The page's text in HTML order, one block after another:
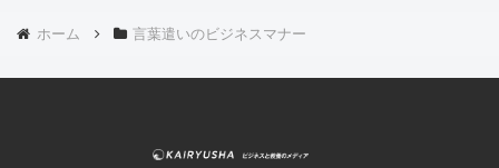
ホーム 言葉遣いのビジネスマナー